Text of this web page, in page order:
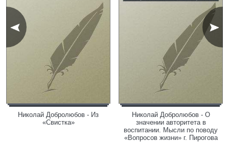
Николай Добролюбов - Из
«Свистка»
Николай Добролюбов - О
значении авторитета в
воспитании. Мысли по поводу
«Вопросов жизни» г. Пирогова